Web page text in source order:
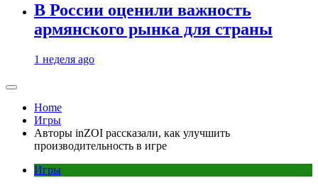
В России оценили важность
армянского рынка для страны
1 неделя ago
Home
Игры
Авторы inZOI рассказали, как улучшить
производительность в игре
Игры